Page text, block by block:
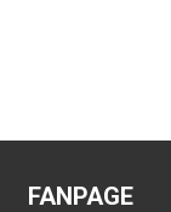
FANPAGE